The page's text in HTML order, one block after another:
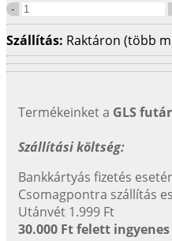
Szállítás: Raktáron (több
Termékeinket a GLS
Szállítási költség:
Bankkártyás fizetés
Csomagpontra szállítás
Utánvét 1.999 Ft
30.000 Ft felett ingyenes